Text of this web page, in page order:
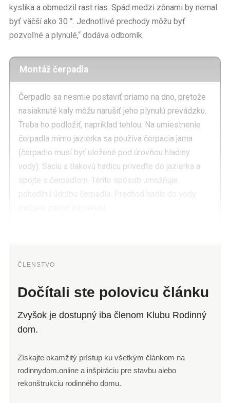
kyslíka a obmedzil rast rias. Spád medzi zónami by nemal
byť väčší ako 30 °. Jednotlivé prechody môžu byť
pozvoľné a plynulé,“ dodáva odborník.
Montáž čerpadla
Čerpadlo sa nesmie postaviť priamo na dno, pretože
nasiaknuté kaly môžu narušiť jeho plynulú prevádzku.
Treba ho podložiť, napríklad tehlou. Na umiestnenie
čerpadla mimo jazierka sa používa čerpacia jama
(čerpadlo musí byť uložené pod úrovňou hladiny
vody). Saciu a tlakovú hadicu priveďte do jazierka a
spojte s čerpadlom. Tento spôsob umožňuje
ČLENSTVO
Dočítali ste polovicu článku
Zvyšok je dostupný iba členom Klubu Rodinný
dom.
Získajte okamžitý prístup ku všetkým článkom na
rodinnydom.online a inšpiráciu pre stavbu alebo
rekonštrukciu rodinného domu.